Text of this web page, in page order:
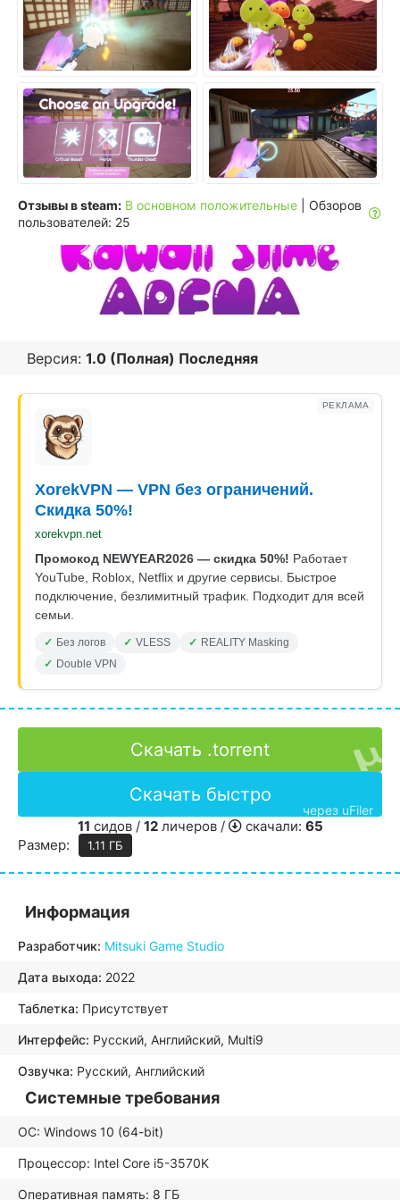
Отзывы в steam: В основном положительные
| Обзоров
пользователей: 25
Версия: 1.0 (Полная) Последняя
РЕКЛАМА
XorekVPN — VPN без ограничений.
Скидка 50%!
xorekvpn.net
Промокод NEWYEAR2026 — скидка 50%! Работает
YouTube, Roblox, Netflix и другие сервисы. Быстрое
подключение, безлимитный трафик. Подходит для всей
семьи.
Без логов VLESS
REALITY Masking
Double VPN
Скачать .torrent
Скачать быстро
через uFiler
11 сидов / 12личеров / скачали: 65
Размер:
1.11 ГБ
Информация
Разработчик: Mitsuki Game Studio
Дата выхода: 2022
Таблетка: Присутствует
Интерфейс: Русский, Английский, Multi9
Озвучка: Русский, Английский
Системные требования
ОС: Windows 10 (64-bit)
Процессор: Intel Core i5-3570K
Оперативная память: 8 ГБ